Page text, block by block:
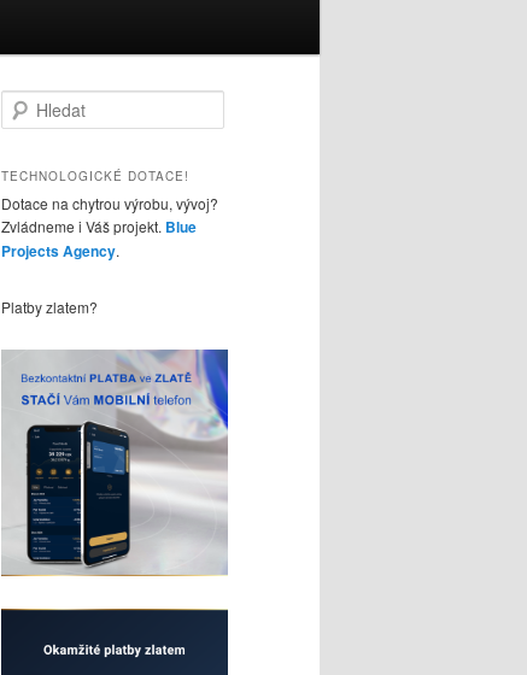
l
d
t
TECHNOLOGICKÉ DOTACE!
Dotace na chytrou výrobu, vývoj?
Zvládneme i Váš projekt. Blue
Projects Agency.
Platby zlatem?